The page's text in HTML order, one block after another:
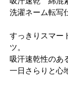
洗濯ネーム転写
すっきりスマー
ツ。
吸汗速乾性のあ
一日さらりと心